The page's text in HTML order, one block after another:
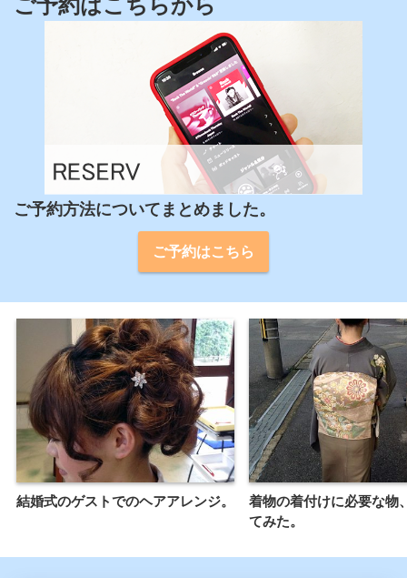
ご予約はこちらから
ご予約方法についてまとめました。
ご予約はこちら
結婚式のゲストでのヘアアレンジ。
着物の着付けに必要な物
てみた。